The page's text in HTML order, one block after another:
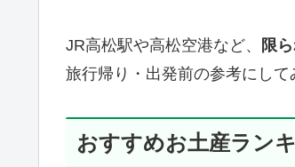
JR高松駅や高松空港など、 限
旅行帰り・出発前の参考にして
おすすめお土産ラン